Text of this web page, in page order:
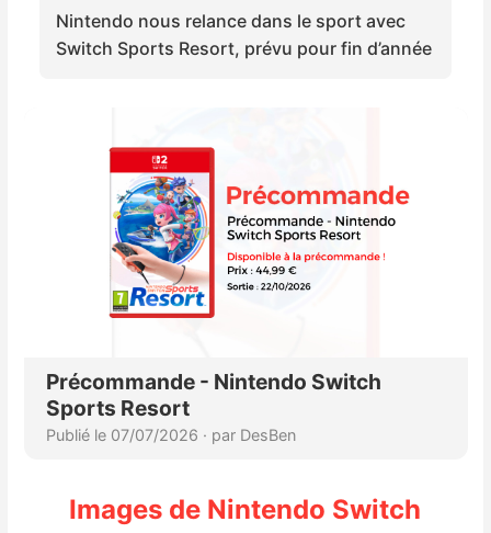
Nintendo nous relance dans le sport avec
Switch Sports Resort, prévu pour fin d’année
Images de Nintendo Switch